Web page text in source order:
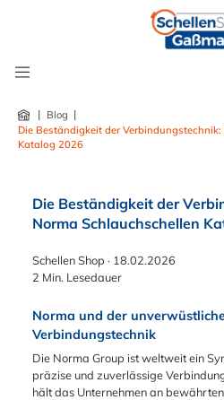
| Blog |
Die Beständigkeit der
Katalog 2026
Die Beständigkeit der
Norma Schlauchschellen
Schellen Shop · 18.02.2026
2 Min. Lesedauer
Norma und der
Verbindungstechnik
Die Norma Group ist weltweit ein
präzise und zuverlässige
hält das Unternehmen an